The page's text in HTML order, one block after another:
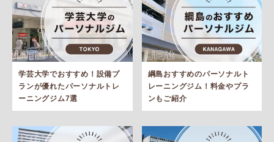
学芸大学でおすすめ！設備プ
ランが優れたパーソナルトレ
ーニングジム7選
綱島おすすめのパーソナルト
レーニングジム！料金やプラ
ンもご紹介